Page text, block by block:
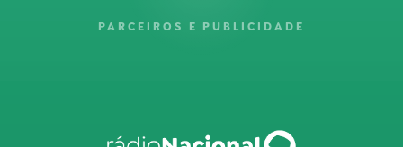
PARCEIROS E PUBLICIDADE